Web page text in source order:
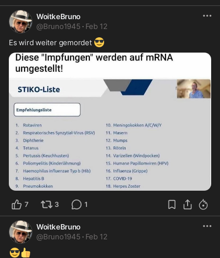
WoitkeBruno
@Bruno1945 · Feb 12
Es wird weiter gemordet 😎
7 3 1
WoitkeBruno
@Bruno1945 · Feb 12
😎👍